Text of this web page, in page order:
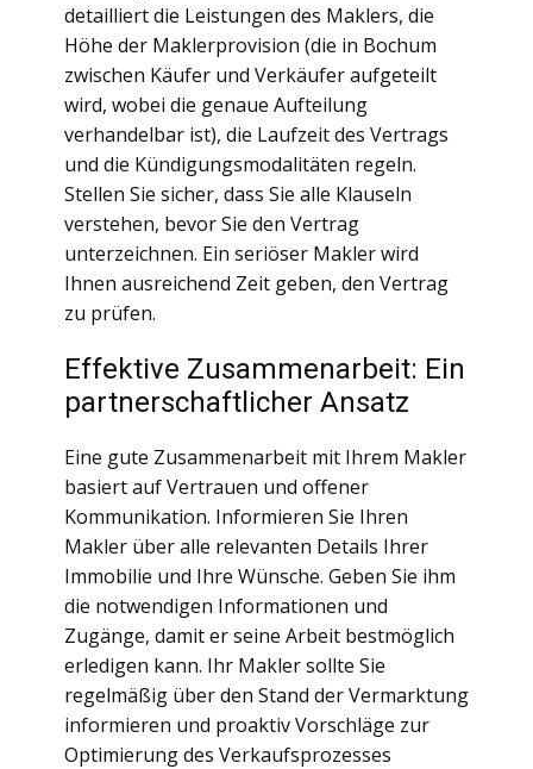
detailliert die Leistungen des Maklers, die
Höhe der Maklerprovision (die in Bochum
zwischen Käufer und Verkäufer aufgeteilt
wird, wobei die genaue Aufteilung
verhandelbar ist), die Laufzeit des Vertrags
und die Kündigungsmodalitäten regeln.
Stellen Sie sicher, dass Sie alle Klauseln
verstehen, bevor Sie den Vertrag
unterzeichnen. Ein seriöser Makler wird
Ihnen ausreichend Zeit geben, den Vertrag
zu prüfen.
Effektive Zusammenarbeit: Ein
partnerschaftlicher Ansatz
Eine gute Zusammenarbeit mit Ihrem Makler
basiert auf Vertrauen und offener
Kommunikation. Informieren Sie Ihren
Makler über alle relevanten Details Ihrer
Immobilie und Ihre Wünsche. Geben Sie ihm
die notwendigen Informationen und
Zugänge, damit er seine Arbeit bestmöglich
erledigen kann. Ihr Makler sollte Sie
regelmäßig über den Stand der Vermarktung
informieren und proaktiv Vorschläge zur
Optimierung des Verkaufsprozesses